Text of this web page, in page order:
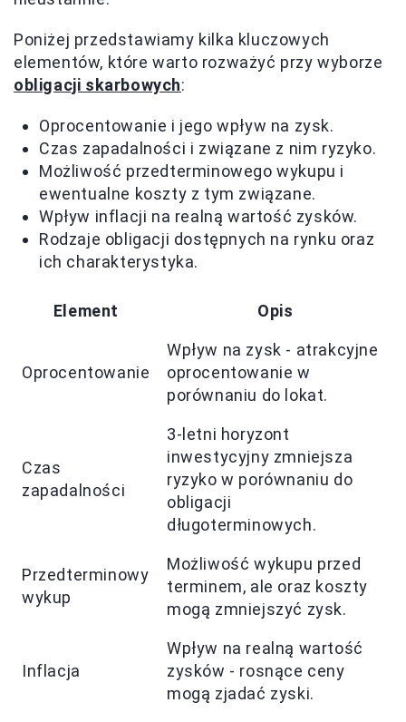
Poniżej przedstawiamy kilka kluczowych
elementów, które warto rozważyć przy wyborze
obligacji skarbowych:
Oprocentowanie i jego wpływ na zysk.
Czas zapadalności i związane z nim ryzyko.
Możliwość przedterminowego wykupu i
ewentualne koszty z tym związane.
Wpływ inflacji na realną wartość zysków.
Rodzaje obligacji dostępnych na rynku oraz
ich charakterystyka.
Element Opis
Oprocentowanie
Wpływ na zysk - atrakcyjne
oprocentowanie w
porównaniu do lokat.
Czas
zapadalności
3-letni horyzont
inwestycyjny zmniejsza
ryzyko w porównaniu do
obligacji
długoterminowych.
Przedterminowy
wykup
Możliwość wykupu przed
terminem, ale oraz koszty
mogą zmniejszyć zysk.
Inflacja
Wpływ na realną wartość
zysków - rosnące ceny
mogą zjadać zyski.